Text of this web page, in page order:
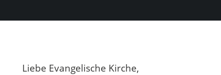
Liebe Evangelische Kirche,